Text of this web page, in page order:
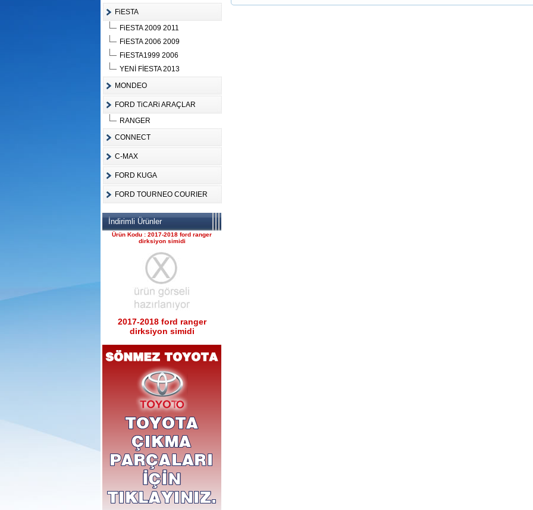
FiESTA
FiESTA 2009 2011
FiESTA 2006 2009
FiESTA1999 2006
YENİ FİESTA 2013
MONDEO
FORD TiCARi ARAÇLAR
RANGER
CONNECT
C-MAX
FORD KUGA
FORD TOURNEO COURIER
İndirimli Ürünler
Ürün Kodu :
FORD CONNECT ÇIKMA
ÇELİK JANT CANT
komple motor
2017-2018 ford ranger 2.2
komple motor
Ürün Kodu : 2017-2018 ford ranger
dirksiyon simidi
2017-2018 ford ranger
dirksiyon simidi
sol tabla
2017-2018 ford ranger sağ
sol tabla
Ürün Kodu : 2017-2018 ford ranger arka